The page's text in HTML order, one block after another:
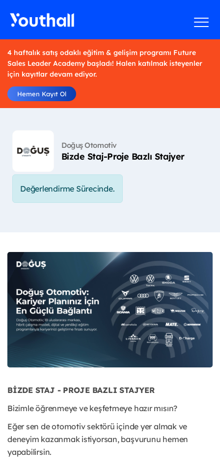
4 haftalık satış odaklı eğitim & gelişim programı Future
Sales Leader Academy başladı! Halen katılmak isteyenler
için kayıtlar devam ediyor.
Hemen Kayıt Ol
Doğuş Otomotiv
Bizde Staj-Proje Bazlı Stajyer
Değerlendirme Sürecinde.
BİZDE STAJ - PROJE BAZLI STAJYER
Bizimle öğrenmeye ve keşfetmeye hazır mısın?
Eğer sen de otomotiv sektörü içinde yer almak ve
deneyim kazanmak istiyorsan, başvurunu hemen
yapabilirsin.